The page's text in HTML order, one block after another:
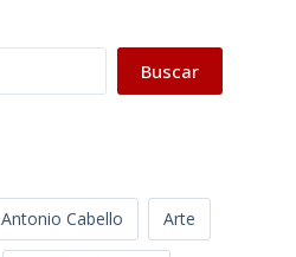
Buscar
Antonio Cabello Arte